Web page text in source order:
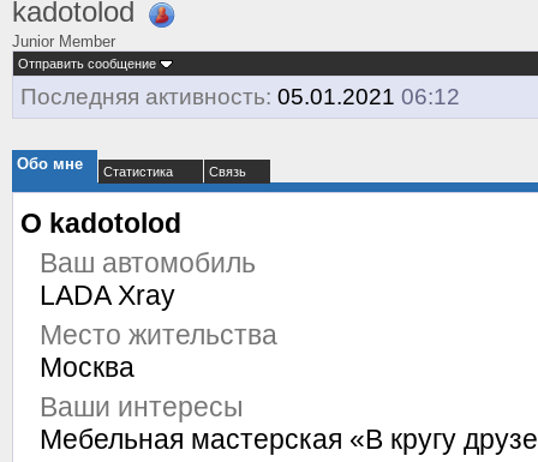
kadotolod
Junior Member
Отправить сообщение
Последняя активность: 05.01.2021 06:12
Обо мне Статистика Связь
О kadotolod
Ваш автомобиль
LADA Xray
Место жительства
Москва
Ваши интересы
Мебельная мастерская «В кругу